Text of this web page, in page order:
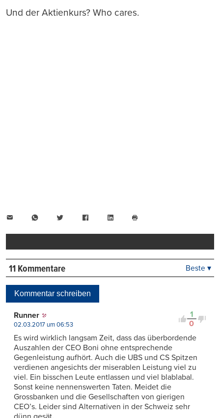
Und der Aktienkurs? Who cares.
WhatsAppTwitter FacebookLinkedIn
drucken
11 Kommentare Beste ▾
Kommentar schreiben
1
0
Runner
02.03.2017 um 06:53
Es wird wirklich langsam Zeit, dass das überbordende
Auszahlen der CEO Boni ohne entsprechende
Gegenleistung aufhört. Auch die UBS und CS Spitzen
verdienen angesichts der miserablen Leistung viel zu
viel. Ein bisschen Leute entlassen und viel blablabal.
Sonst keine nennenswerten Taten. Meidet die
Grossbanken und die Gesellschaften von gierigen
CEO’s. Leider sind Alternativen in der Schweiz sehr